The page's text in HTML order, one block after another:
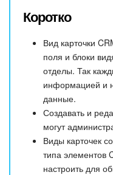
Коротко
Вид карточки
поля и блоки
отделы. Так
информацией и
данные.
Создавать и
могут
Виды карточек
типа элементов
настроить для